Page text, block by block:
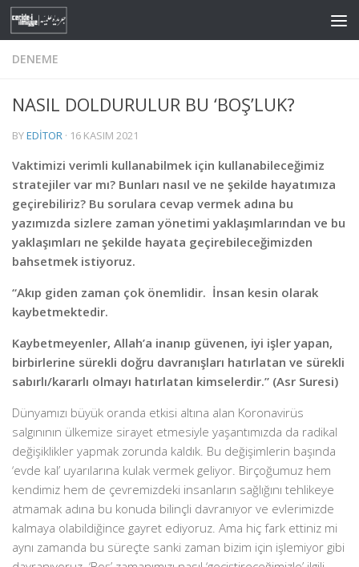
Skip to content
DENEME
NASIL DOLDURULUR BU ‘BOŞ’LUK?
BYEDITOR · 16 KASIM 2021
Vaktimizi verimli kullanabilmek için kullanabileceğimiz
stratejiler var mı? Bunları nasıl ve ne şekilde hayatımıza
geçirebiliriz? Bu sorulara cevap vermek adına bu
yazımızda sizlere zaman yönetimi yaklaşımlarından ve bu
yaklaşımları ne şekilde hayata geçirebileceğimizden
bahsetmek istiyoruz.
“Akıp giden zaman çok önemlidir. İnsan kesin olarak
kaybetmektedir.
Kaybetmeyenler, Allah’a inanıp güvenen, iyi işler yapan,
birbirlerine sürekli doğru davranışları hatırlatan ve sürekli
sabırlı/kararlı olmayı hatırlatan kimselerdir.” (Asr Suresi)
Dünyamızı büyük oranda etkisi altına alan Koronavirüs
salgınının ülkemize sirayet etmesiyle yaşantımızda da radikal
değişiklikler yapmak zorunda kaldık. Bu değişimlerin başında
‘evde kal’ uyarılarına kulak vermek geliyor. Birçoğumuz hem
kendimiz hem de çevremizdeki insanların sağlığını tehlikeye
atmamak adına bu konuda bilinçli davranıyor ve evlerimizde
kalmaya olabildiğince gayret ediyoruz. Ama hiç fark ettiniz mi
aynı zamanda bu süreçte sanki zaman bizim için işlemiyor gibi